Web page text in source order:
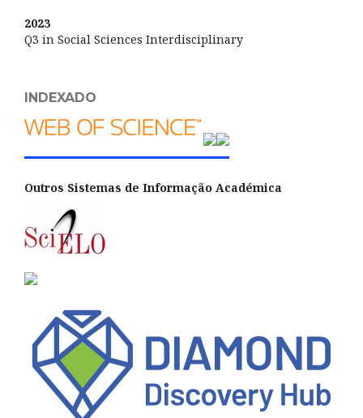
2023
Q3 in Social Sciences Interdisciplinary
INDEXADO
Outros Sistemas de Informação Académica